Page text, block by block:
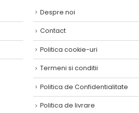
Despre noi
Contact
Politica cookie-uri
Termeni si conditii
Politica de Confidentialitate
Politica de livrare